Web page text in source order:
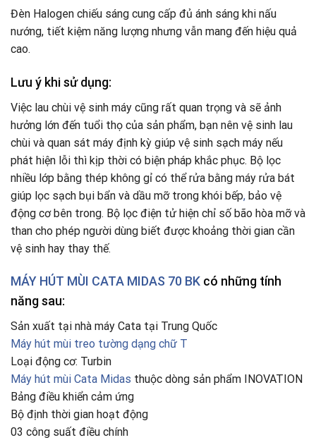
Đèn Halogen chiếu sáng cung cấp đủ ánh sáng khi nấu
nướng, tiết kiệm năng lượng nhưng vẫn mang đến hiệu quả
cao.
Lưu ý khi sử dụng:
Việc lau chùi vệ sinh máy cũng rất quan trọng và sẽ ảnh
hưởng lớn đến tuổi thọ của sản phẩm, bạn nên vệ sinh lau
chùi và quan sát máy định kỳ giúp vệ sinh sạch máy nếu
phát hiện lỗi thì kịp thời có biện pháp khắc phục. Bộ lọc
nhiều lớp bằng thép không gỉ có thể rửa bằng máy rửa bát
giúp lọc sạch bụi bẩn và dầu mỡ trong khói bếp, bảo vệ
động cơ bên trong. Bộ lọc điện tử hiện chỉ số bão hòa mỡ và
than cho phép người dùng biết được khoảng thời gian cần
vệ sinh hay thay thế.
MÁY HÚT MÙI CATA MIDAS 70 BK có những tính
năng sau:
Sản xuất tại nhà máy Cata tại Trung Quốc
Máy hút mùi treo tường dạng chữ T
Loại động cơ: Turbin
Máy hút mùi Cata Midas thuộc dòng sản phẩm INOVATION
Bảng điều khiển cảm ứng
Bộ định thời gian hoạt động
03 công suất điều chính